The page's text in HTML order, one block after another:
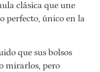
clásica que une
perfecto, único en la
que sus bolsos
mirarlos, pero